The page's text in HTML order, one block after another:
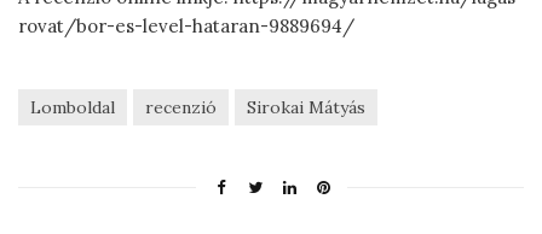
rovat/bor-es-level-hataran-9889694/
Lomboldal recenzió Sirokai Mátyás